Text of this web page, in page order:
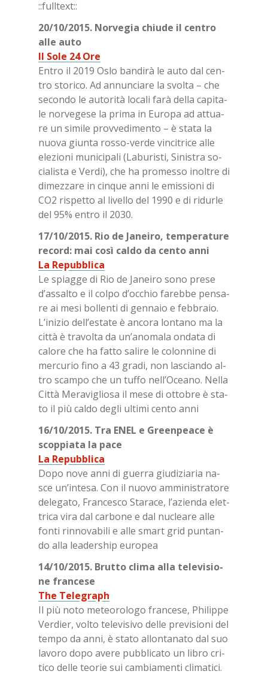
::full­text::
20/​10/​2015. Nor­ve­gia chiu­de il cen­tro
alle auto
Il Sole 24 Ore
En­tro il 2019 Oslo ban­di­rà le auto dal cen­
tro sto­ri­co. Ad an­nun­cia­re la svol­ta – che
se­con­do le au­to­ri­tà lo­ca­li farà del­la ca­pi­ta­
le nor­ve­ge­se la pri­ma in Eu­ro­pa ad at­tua­
re un si­mi­le prov­ve­di­men­to – è sta­ta la
nuo­va giun­ta ros­so-ver­de vin­ci­tri­ce alle
ele­zio­ni mu­ni­ci­pa­li (La­bu­ri­sti, Si­ni­stra so­
cia­li­sta e Ver­di), che ha pro­mes­so inol­tre di
di­mez­za­re in cin­que anni le emis­sio­ni di
CO2 ri­spet­to al li­vel­lo del 1990 e di ri­dur­le
del 95% en­tro il 2030.
17/​10/​2015. Rio de Ja­nei­ro, tem­pe­ra­tu­re
re­cord: mai così cal­do da cen­to anni
La Re­pub­bli­ca
Le spiag­ge di Rio de Ja­nei­ro sono pre­se
d’as­sal­to e il col­po d’oc­chio fa­reb­be pen­sa­
re ai mesi bol­len­ti di gen­na­io e feb­bra­io.
L’i­ni­zio del­l’e­sta­te è an­co­ra lon­ta­no ma la
cit­tà è tra­vol­ta da un’a­no­ma­la on­da­ta di
ca­lo­re che ha fat­to sa­li­re le co­lon­ni­ne di
mer­cu­rio fino a 43 gra­di, non la­scian­do al­
tro scam­po che un tuf­fo nel­l’O­cea­no. Nel­la
Cit­tà Me­ra­vi­glio­sa il mese di ot­to­bre è sta­
to il più cal­do de­gli ul­ti­mi cen­to anni
16/​10/​2015. Tra ENEL e Green­pea­ce è
scop­pia­ta la pace
La Re­pub­bli­ca
Dopo nove anni di guer­ra giu­di­zia­ria na­
sce un’in­te­sa. Con il nuo­vo am­mi­ni­stra­to­re
de­le­ga­to, Fran­ce­sco Sta­ra­ce, l’a­zien­da elet­
tri­ca vira dal car­bo­ne e dal nu­clea­re alle
fon­ti rin­no­va­bi­li e alle smart grid pun­tan­
do alla lea­der­ship eu­ro­pea
14/​10/​2015. Brut­to cli­ma alla te­le­vi­sio­
ne fran­ce­se
The Te­le­gra­ph
Il più noto me­teo­ro­lo­go fran­ce­se, Phi­lip­pe
Ver­dier, vol­to te­le­vi­si­vo del­le pre­vi­sio­ni del
tem­po da anni, è sta­to al­lon­ta­na­to dal suo
la­vo­ro dopo ave­re pub­bli­ca­to un li­bro cri­
ti­co del­le teo­rie sui cam­bia­men­ti cli­ma­ti­ci.